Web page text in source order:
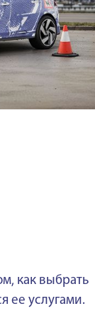
как выбрать
ее услугами.